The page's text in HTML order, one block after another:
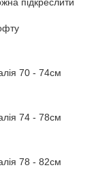
70 - 74см
74 - 78см
78 - 82см